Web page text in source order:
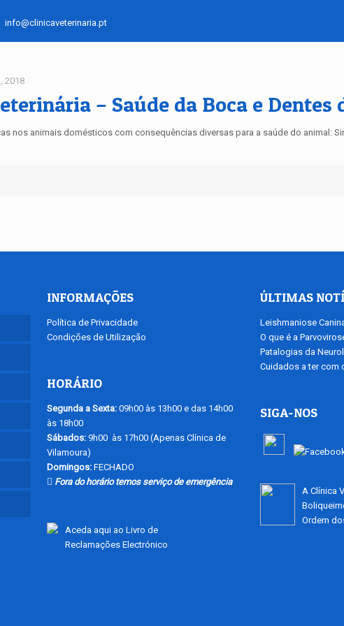
info@clinicaveterinaria.pt
2018
– Saúde da Boca e Dentes
nos animais domésticos com consequências diversas para a saúde do animal:
INFORMAÇÕES
Política de Privacidade
Condições de Utilização
HORÁRIO
Segunda a Sexta: 09h00 às 13h00 e das 14h00
às 18h00
Sábados: 9h00 às 17h00 (Apenas Clínica de
Vilamoura)
Domingos: FECHADO
Fora do horário temos serviço de emergência
Aceda aqui ao Livro de
Reclamações Electrónico
ÚLTIMAS
Leishmaniose
O que é a
Patalogias da
Cuidados a ter com
SIGA-NOS
A Clínica
Ordem